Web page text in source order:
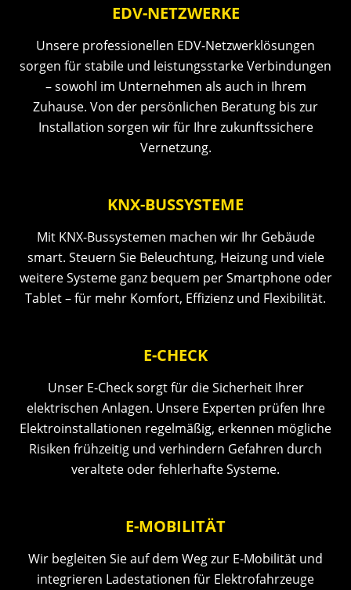
EDV-NETZWERKE
Unsere professionellen EDV-Netzwerklösungen
sorgen für stabile und leistungsstarke Verbindungen
– sowohl im Unternehmen als auch in Ihrem
Zuhause. Von der persönlichen Beratung bis zur
Installation sorgen wir für Ihre zukunftssichere
Vernetzung.
KNX-BUSSYSTEME
Mit KNX-Bussystemen machen wir Ihr Gebäude
smart. Steuern Sie Beleuchtung, Heizung und viele
weitere Systeme ganz bequem per Smartphone oder
Tablet – für mehr Komfort, Effizienz und Flexibilität.
E-CHECK
Unser E-Check sorgt für die Sicherheit Ihrer
elektrischen Anlagen. Unsere Experten prüfen Ihre
Elektroinstallationen regelmäßig, erkennen mögliche
Risiken frühzeitig und verhindern Gefahren durch
veraltete oder fehlerhafte Systeme.
E-MOBILITÄT
Wir begleiten Sie auf dem Weg zur E-Mobilität und
integrieren Ladestationen für Elektrofahrzeuge